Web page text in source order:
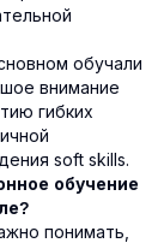
обучали
внимание
гибких
soft skills.
обучение
понимать,